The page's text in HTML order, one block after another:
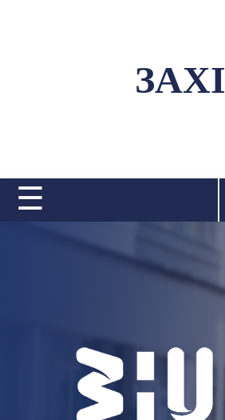
МІЖНАРОДНА ДІЯЛЬНІСТЬ
☰